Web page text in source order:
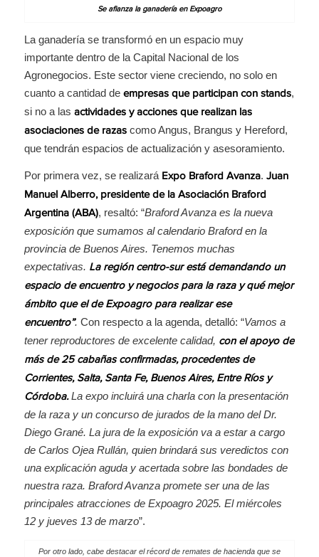
Se afianza la ganadería en Expoagro
La ganadería se transformó en un espacio muy
importante dentro de la Capital Nacional de los
Agronegocios. Este sector viene creciendo, no solo en
cuanto a cantidad de empresas que participan con stands,
si no a las actividades y acciones que realizan las
asociaciones de razascomo Angus, Brangus y Hereford,
que tendrán espacios de actualización y asesoramiento.
Por primera vez, se realizará Expo Braford Avanza. Juan
Manuel Alberro, presidente de la Asociación Braford
Argentina (ABA), resaltó: “Braford Avanza es la nueva
exposición que sumamos al calendario Braford en la
provincia de Buenos Aires. Tenemos muchas
expectativas. La región centro-sur está demandando un
espacio de encuentro y negocios para la raza y qué mejor
ámbito que el de Expoagro para realizar ese
encuentro”. Con respecto a la agenda, detalló: “Vamos a
tener reproductores de excelente calidad, con el apoyo de
más de 25 cabañas confirmadas, procedentes de
Corrientes, Salta, Santa Fe, Buenos Aires, Entre Ríos y
Córdoba.La expo incluirá una charla con la presentación
de la raza y un concurso de jurados de la mano del Dr.
Diego Grané. La jura de la exposición va a estar a cargo
de Carlos Ojea Rullán, quien brindará sus veredictos con
una explicación aguda y acertada sobre las bondades de
nuestra raza. Braford Avanza promete ser una de las
principales atracciones de Expoagro 2025. El miércoles
12 y jueves 13 de marzo”.
Por otro lado, cabe destacar el récord de remates de hacienda que se